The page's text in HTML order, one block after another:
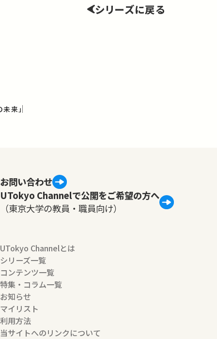
シリーズに戻る
来」
お問い合わせ
UTokyo Channelで公開をご希望の方へ
（東京大学の教員・職員向け）
UTokyo Channelとは
シリーズ一覧
コンテンツ一覧
特集・コラム一覧
お知らせ
マイリスト
利用方法
当サイトへのリンクについて